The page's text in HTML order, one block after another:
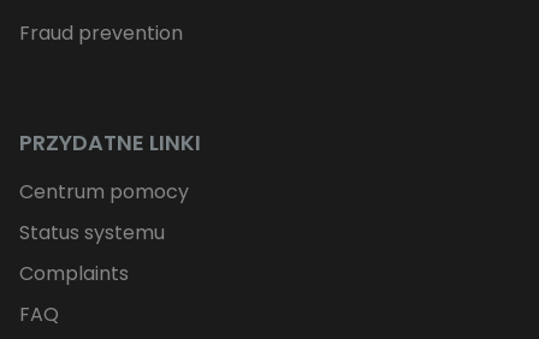
Fraud prevention
PRZYDATNE LINKI
Centrum pomocy
Status systemu
Complaints
FAQ